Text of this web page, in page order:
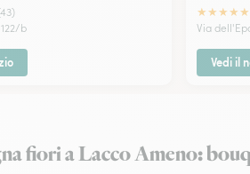
b
★★★★★
Via
Vedi il
fiori a Lacco Ameno: